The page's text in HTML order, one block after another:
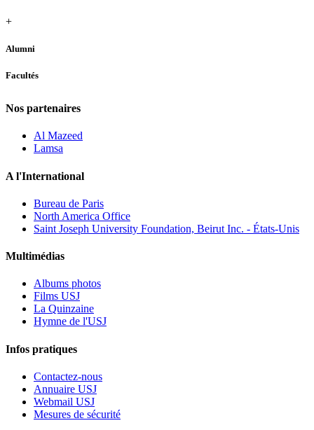
+
Alumni
Facultés
Nos partenaires
Al Mazeed
Lamsa
A l'International
Bureau de Paris
North America Office
Saint Joseph University Foundation, Beirut Inc. - États-Unis
Multimédias
Albums photos
Films USJ
La Quinzaine
Hymne de l'USJ
Infos pratiques
Contactez-nous
Annuaire USJ
Webmail USJ
Mesures de sécurité